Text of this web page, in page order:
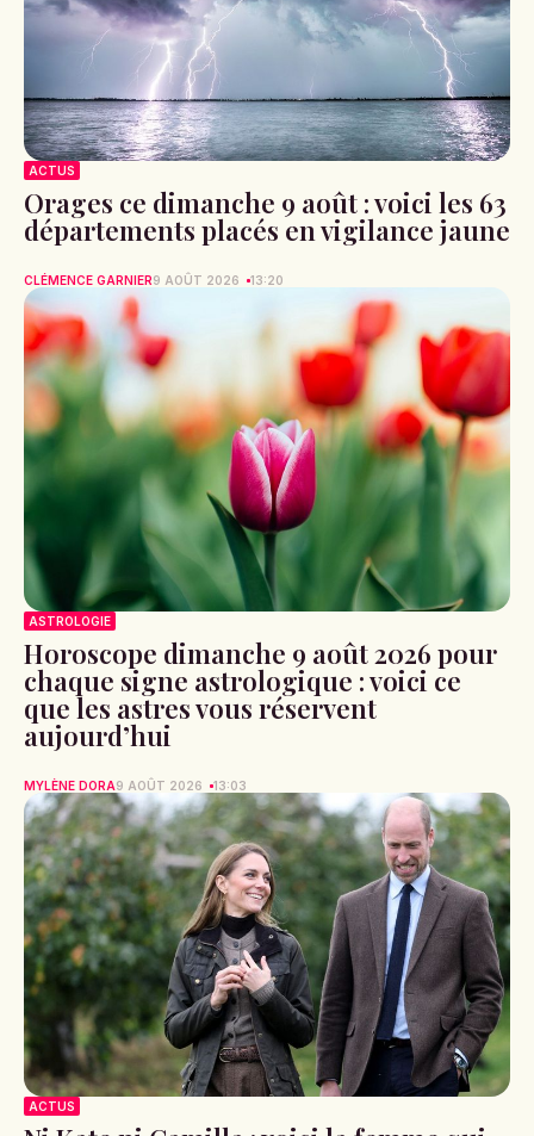
ACTUS
Orages ce dimanche 9 août : voici les 63
départements placés en vigilance jaune
CLÉMENCE GARNIER9 AOÛT 2026 13:20
ASTROLOGIE
Horoscope dimanche 9 août 2026 pour
chaque signe astrologique : voici ce
que les astres vous réservent
aujourd’hui
MYLÈNE DORA9 AOÛT 2026 13:03
ACTUS